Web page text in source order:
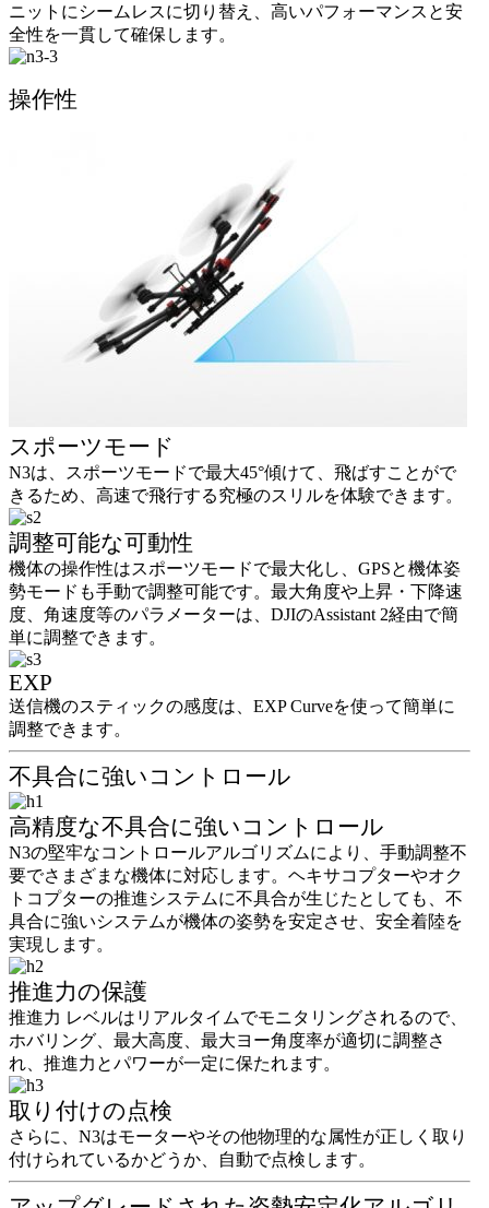
ニットにシームレスに切り替え、高いパフォーマンスと安
全性を一貫して確保します。
操作性
スポーツモード
N3は、スポーツモードで最大45°傾けて、飛ばすことがで
きるため、高速で飛行する究極のスリルを体験できます。
調整可能な可動性
機体の操作性はスポーツモードで最大化し、GPSと機体姿
勢モードも手動で調整可能です。最大角度や上昇・下降速
度、角速度等のパラメーターは、DJIのAssistant 2経由で簡
単に調整できます。
EXP
送信機のスティックの感度は、EXP Curveを使って簡単に
調整できます。
不具合に強いコントロール
高精度な不具合に強いコントロール
N3の堅牢なコントロールアルゴリズムにより、手動調整不
要でさまざまな機体に対応します。ヘキサコプターやオク
トコプターの推進システムに不具合が生じたとしても、不
具合に強いシステムが機体の姿勢を安定させ、安全着陸を
実現します。
推進力の保護
推進力 レベルはリアルタイムでモニタリングされるので、
ホバリング、最大高度、最大ヨー角度率が適切に調整さ
れ、推進力とパワーが一定に保たれます。
取り付けの点検
さらに、N3はモーターやその他物理的な属性が正しく取り
付けられているかどうか、自動で点検します。